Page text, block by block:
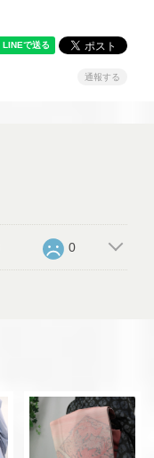
通報する
0